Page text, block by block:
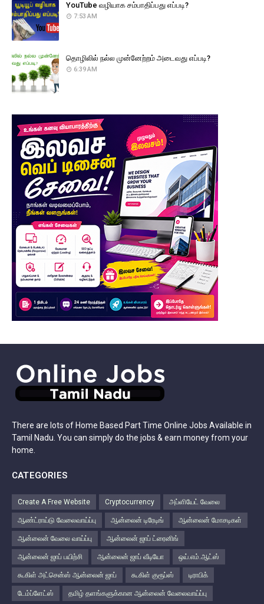
YouTube வழியாக சம்பாதிப்பது எப்படி?
7:53 AM
தொழிலில் நல்ல முன்னேற்றம் அடைவது எப்படி?
6:39 AM
There are lots of Home Based Part Time Online Jobs Available in
Tamil Nadu. You can simply do the jobs & earn money from your
home.
CATEGORIES
Create A Free Website Cryptocurrency அப்ளியேட் வேலை
ஆண்ட்ராய்டு வேலைவாய்ப்பு ஆன்லைன் டிரேடிங் ஆன்லைன் மோசடிகள்
ஆன்லைன் வேலை வாய்ப்பு ஆன்லைன் ஜாப் ட்ரைனிங்
ஆன்லைன் ஜாப் பயிற்சி ஆன்லைன் ஜாப் வீடியோ ஒய்.எம்.ஆட்ஸ்
கூகிள் அட்சென்ஸ் ஆன்லைன் ஜாப் கூகிள் குரூப்ஸ் டிராபிக்
டேம்ப்ளேட்ஸ் தமிழ் தளங்களுக்கான ஆன்லைன் வேலைவாய்ப்பு